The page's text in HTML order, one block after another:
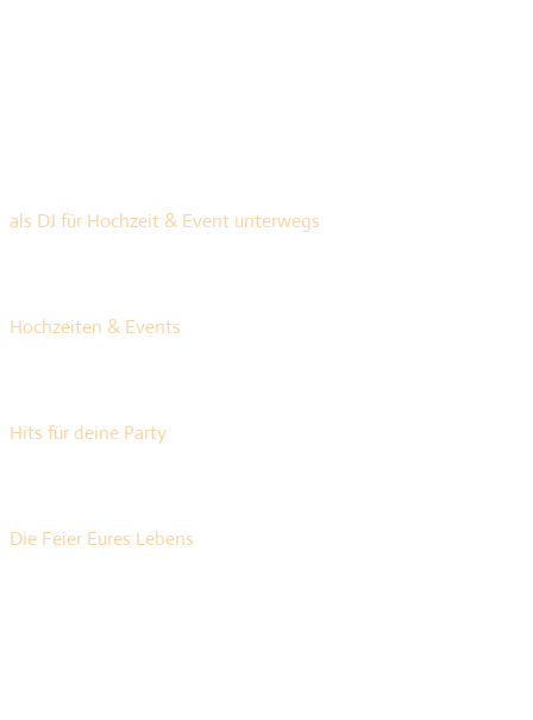
als DJ für Hochzeit & Event unterwegs
Hochzeiten & Events
Hits für deine Party
Die Feier Eures Lebens